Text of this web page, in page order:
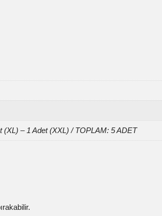
(XL) – 1 Adet (XXL) / TOPLAM: 5 ADET